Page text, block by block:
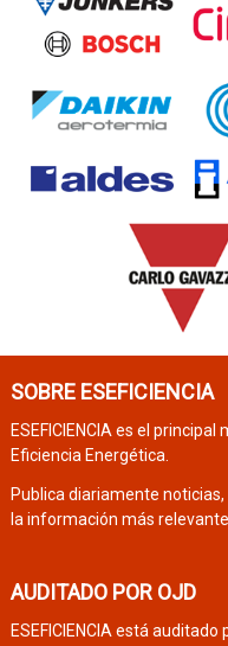
SOBRE ESEFICIENCIA
ESEFICIENCIA es el
Eficiencia Energética.
Publica diariamente
la información más
AUDITADO POR OJD
ESEFICIENCIA está auditado